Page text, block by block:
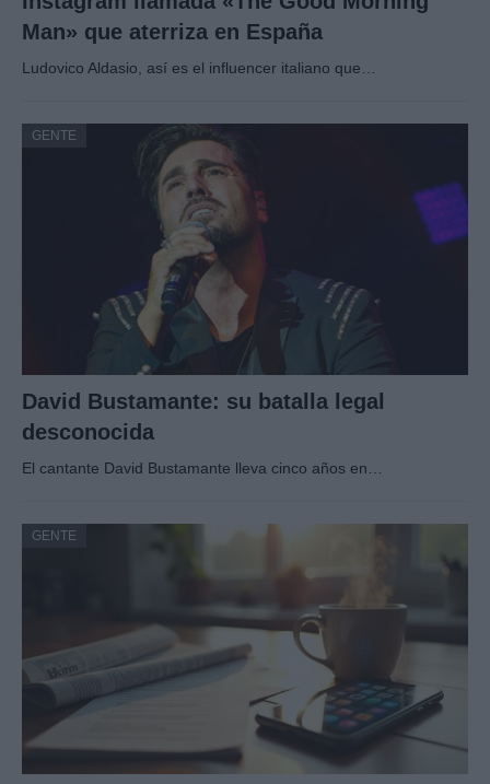
Man» que aterriza en España
Ludovico Aldasio, así es el influencer italiano que…
GENTE
David Bustamante: su batalla legal
desconocida
El cantante David Bustamante lleva cinco años en…
GENTE